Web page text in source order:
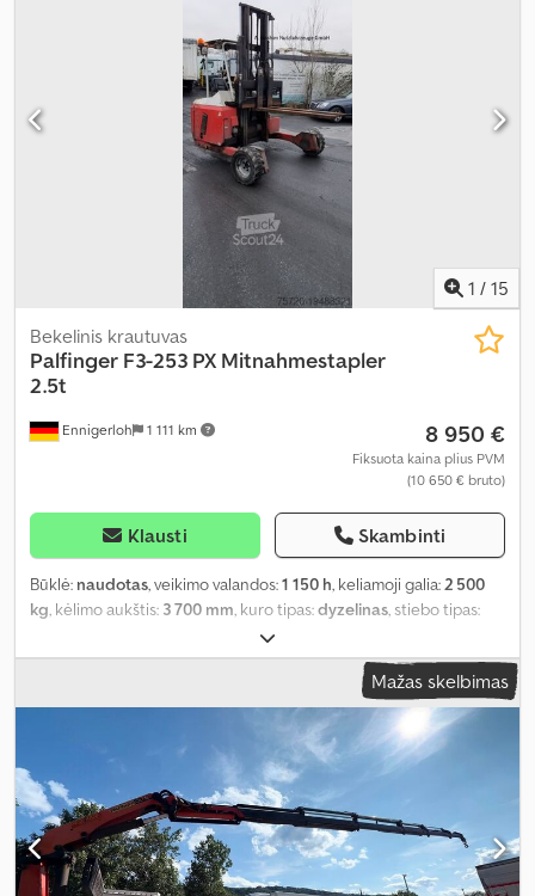
1 / 15
Ennigerloh 1 111 km
Bekelinis krautuvas
Palfinger F3-253 PX Mitnahmestapler
2.5t
8 950 €
Fiksuota kaina plius PVM
(10 650 € bruto)
Klausti Skambinti
Būklė: naudotas, veikimo valandos:1 150 h, keliamoji galia:2 500
kg, kėlimo aukštis: 3 700 mm, kuro tipas:dyzelinas, stiebo tipas:
24 kW (32,63 AG)
raudona, rida:1 157 km, pirmoji registracija:06/2014, pakaba:kitas,
, kuras:dyzelinas,
Mažas skelbimas